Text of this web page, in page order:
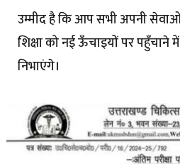
उम्मीद है कि आप सभी अपनी
शिक्षा को नई ऊँचाइयों पर पहुँचाने
निभाएंगे।